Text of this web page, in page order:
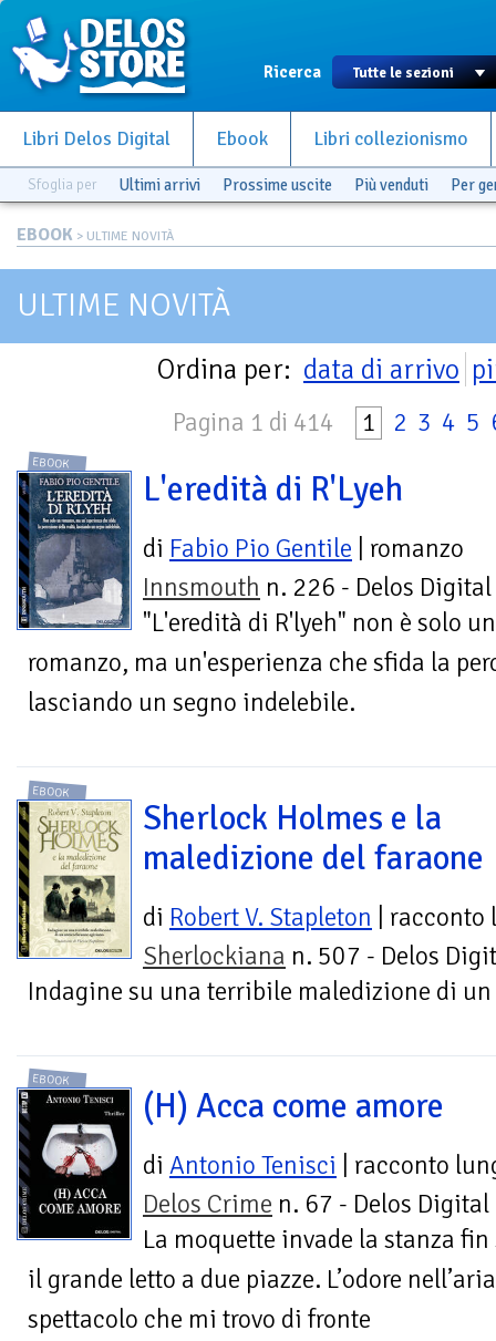
Ricerca
Libri Delos Digital Ebook Libri collezionismo
Sfoglia per Ultimi arrivi Prossime uscite Più venduti Per
EBOOK > ULTIME NOVITÀ
ULTIME NOVITÀ
Ordina per: data di arrivo
Pagina 1 di 414 1 2 3 4 5
EBOOK
L'eredità di R'Lyeh
di Fabio Pio Gentile | romanzo
Innsmouth n. 226 - Delos Digital
"L'eredità di R'lyeh" non è solo un
romanzo, ma un'esperienza che sfida la
lasciando un segno indelebile.
EBOOK
Sherlock Holmes e la
maledizione del faraone
di Robert V. Stapleton |
Sherlockiana n. 507 - Delos
Indagine su una terribile maledizione di
EBOOK
(H) Acca come amore
di Antonio Tenisci | racconto
Delos Crime n. 67 - Delos Digital
La moquette invade la stanza
il grande letto a due piazze. L’odore
spettacolo che mi trovo di fronte